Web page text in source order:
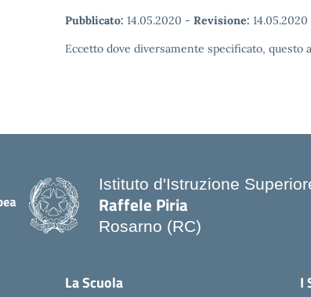
Pubblicato: 14.05.2020 - Revisione: 14.05.2020
Eccetto dove diversamente specificato,
Istituto d'Istruzione
Raffele Piria
Rosarno (RC)
La Scuola I